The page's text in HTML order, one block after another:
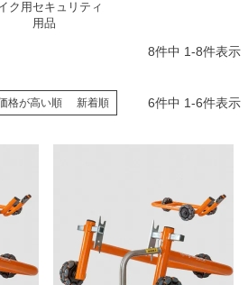
ク用セキュリティ
用品
8件中 1-8件表示
格が高い順 新着順 6件中 1-6件表示